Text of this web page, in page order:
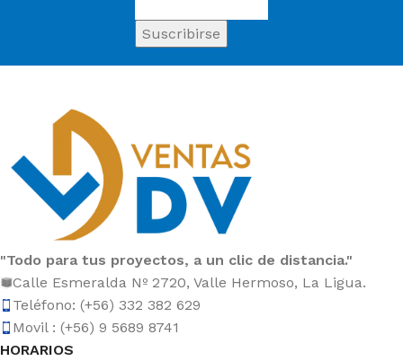
"Todo para tus proyectos, a un clic de distancia."
Calle Esmeralda Nº 2720, Valle Hermoso, La Ligua.
Teléfono: (+56) 332 382 629
Movil : (+56) 9 5689 8741
HORARIOS